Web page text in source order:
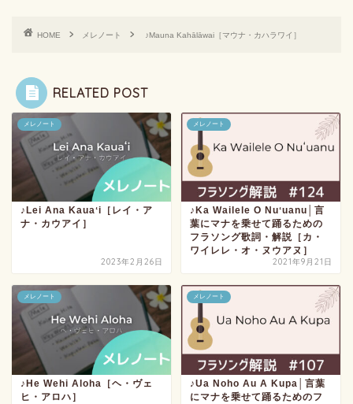
HOME メレノート ♪Mauna Kahālāwai［マウナ・カハラワイ］
RELATED POST
メレノート
♪Lei Ana Kauaʻi［レイ・ア
ナ・カウアイ］
2023年2月26日
メレノート
♪Ka Wailele O Nuʻuanu│言
葉にマナを乗せて踊るための
フラソング歌詞・解説［カ・
ワイレレ・オ・ヌウアヌ］
2021年9月21日
メレノート
♪He Wehi Aloha［ヘ・ヴェ
ヒ・アロハ］
メレノート
♪Ua Noho Au A Kupa│言葉
にマナを乗せて踊るためのフ